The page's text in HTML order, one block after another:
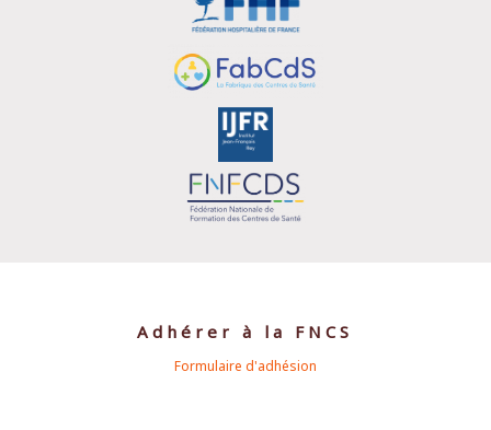
Adhérer à la FNCS
Formulaire d'adhésion